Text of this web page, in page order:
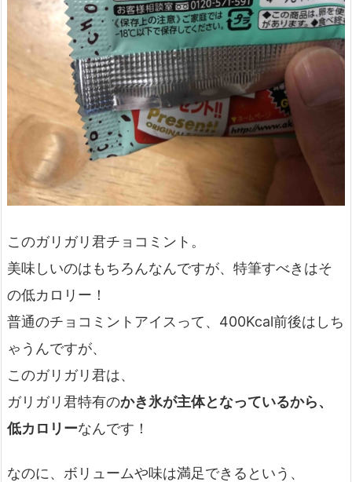
このガリガリ君チョコミント。
美味しいのはもちろんなんですが、特筆すべきはそ
の低カロリー！
普通のチョコミントアイスって、400Kcal前後はしち
ゃうんですが、
このガリガリ君は、
ガリガリ君特有のかき氷が主体となっているから、
低カロリーなんです！
なのに、ボリュームや味は満足できるという、